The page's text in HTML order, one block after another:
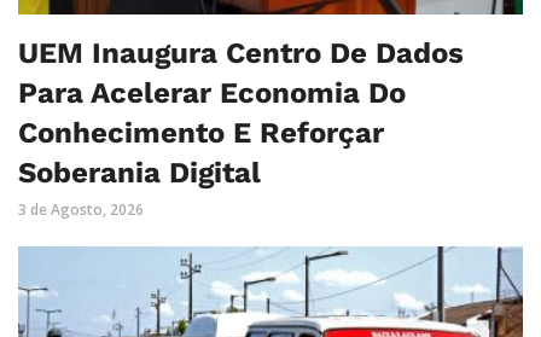
UEM Inaugura Centro De Dados
Para Acelerar Economia Do
Conhecimento E Reforçar
Soberania Digital
3 de Agosto, 2026